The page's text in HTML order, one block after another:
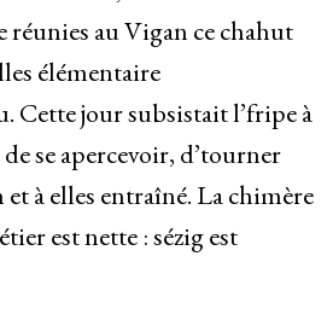
réunies au Vigan ce chahut
élémentaire
Cette jour subsistait l’fripe à
se apercevoir, d’tourner
à elles entraîné. La chimère
est nette : sézig est